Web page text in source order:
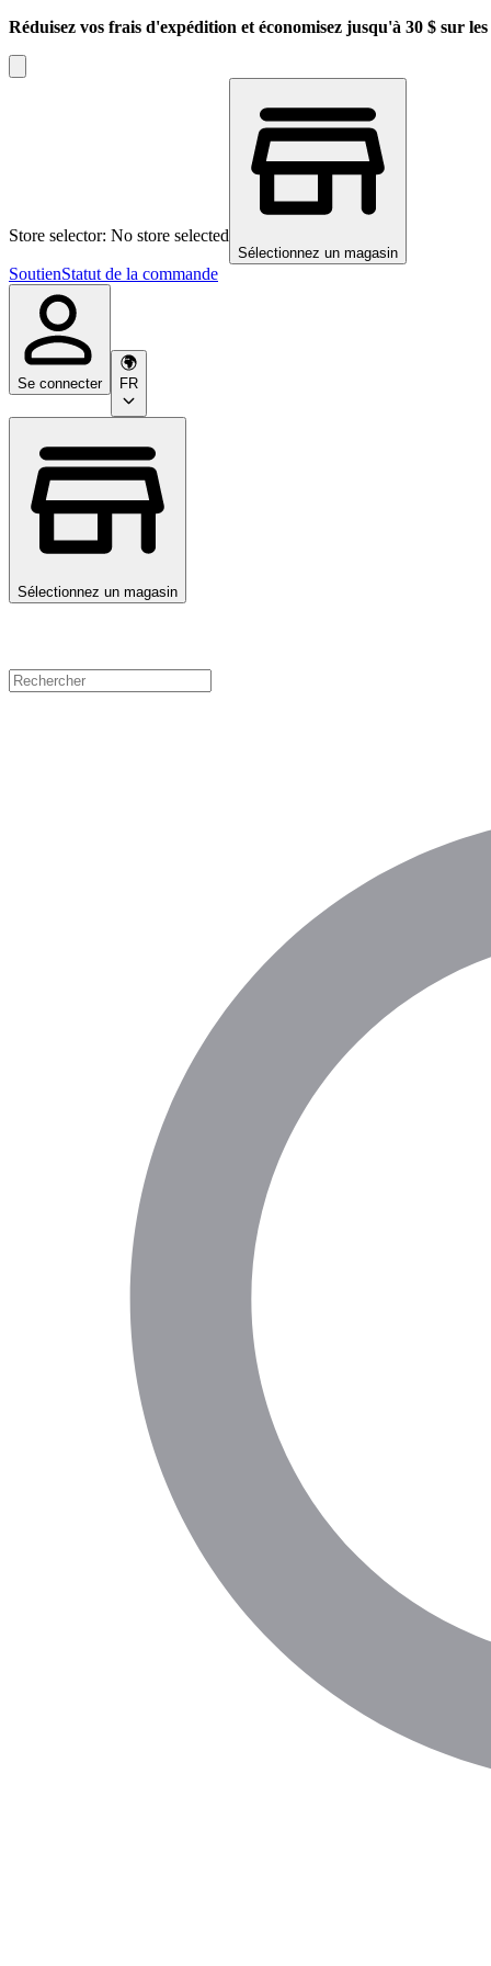
Réduisez vos frais d'expédition et économisez jusqu'à 30 $ sur
Store selector: No store selected
Sélectionnez un magasin
SoutienStatut de la commande
Se connecter FR
Sélectionnez un magasin